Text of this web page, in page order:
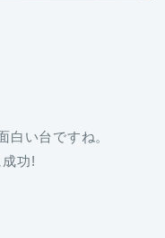
白い台ですね。
功!